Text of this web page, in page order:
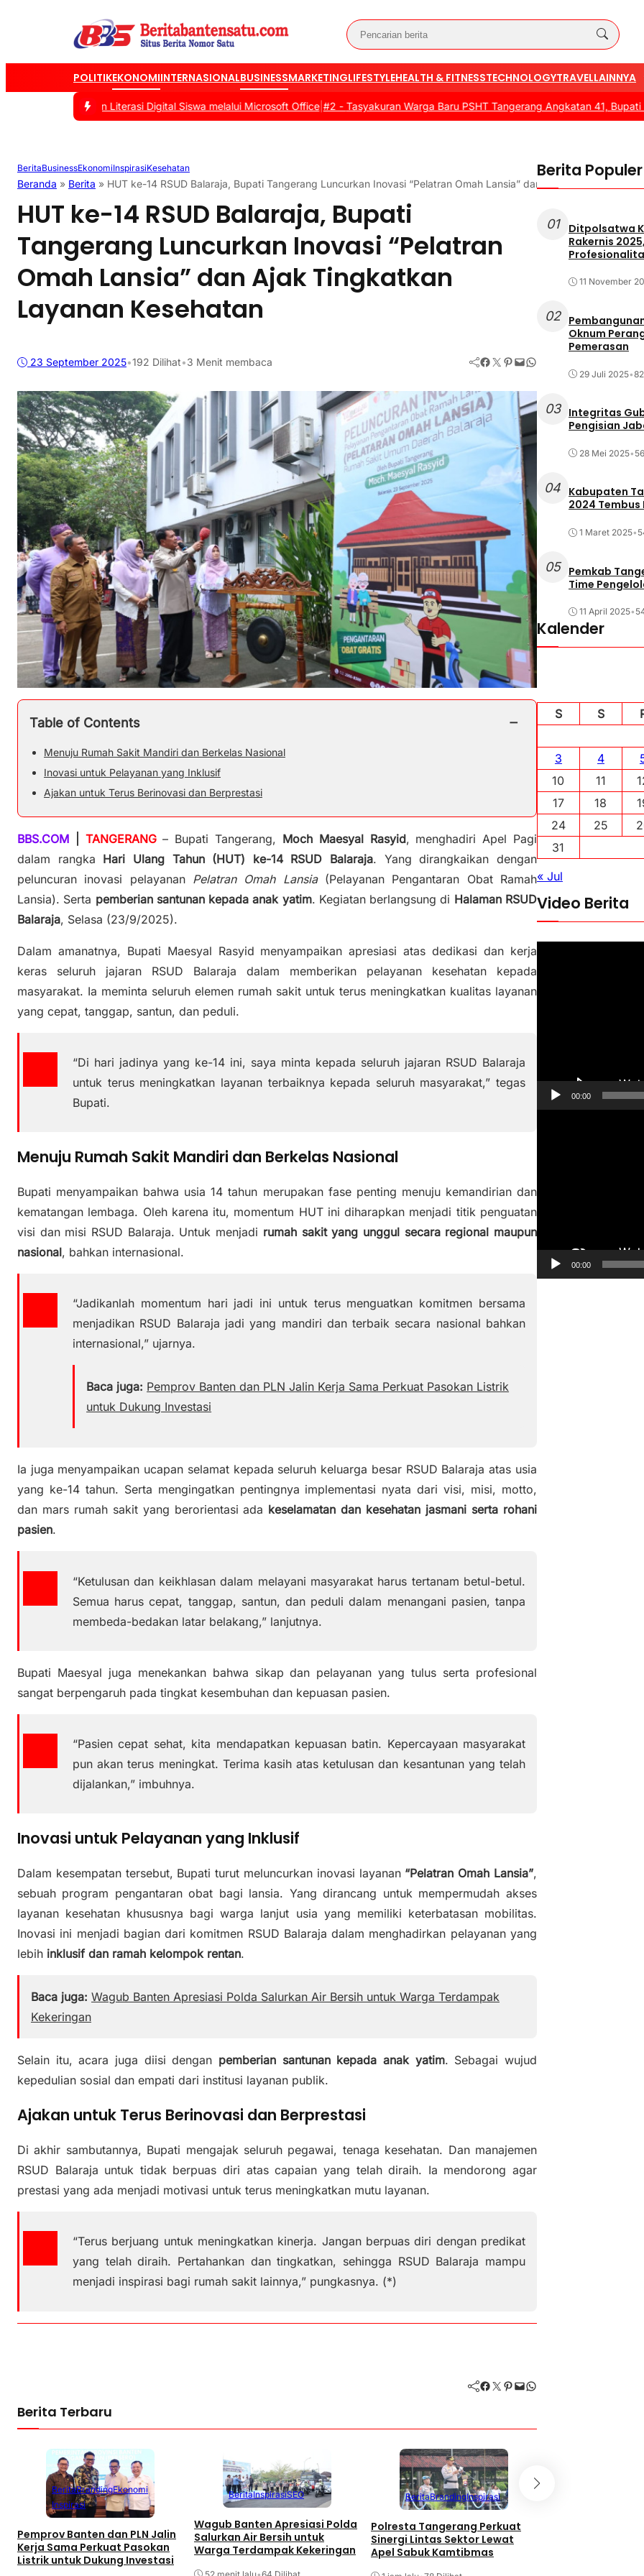
POLITIKEKONOMIINTERNASIONALBUSINESSMARKETINGLIFESTYLEHEALTH & FITNESSTECHNOLOGYTRAVELLAINNYA
Tingkatkan Literasi Digital Siswa melalui Microsoft Office|#2 -Tasyakuran Warga Baru PSHT Tangerang Angkatan 41, Bupati
BeritaBusinessEkonomiInspirasiKesehatan
Beranda » Berita » HUT ke-14 RSUD Balaraja, Bupati Tangerang Luncurkan Inovasi “Pelatran Omah Lansia” dan Ajak Tingkatkan
HUT ke-14 RSUD Balaraja, Bupati
Tangerang Luncurkan Inovasi “Pelatran
Omah Lansia” dan Ajak Tingkatkan
Layanan Kesehatan
23 September 2025•192 Dilihat•3 Menit membaca Facebook Twitter Pinterest Mail WhatsApp
Table of Contents −
Menuju Rumah Sakit Mandiri dan Berkelas Nasional
Inovasi untuk Pelayanan yang Inklusif
Ajakan untuk Terus Berinovasi dan Berprestasi
BBS.COM TANGERANG– Bupati Tangerang, Moch Maesyal Rasyid, menghadiri Apel Pagi
dalam rangka Hari Ulang Tahun (HUT) ke-14 RSUD Balaraja. Yang dirangkaikan dengan
peluncuran inovasi pelayanan Pelatran Omah Lansia(Pelayanan Pengantaran Obat Ramah
Lansia). Serta pemberian santunan kepada anak yatim. Kegiatan berlangsung di Halaman RSUD
Balaraja, Selasa (23/9/2025).
Dalam amanatnya, Bupati Maesyal Rasyid menyampaikan apresiasi atas dedikasi dan kerja
keras seluruh jajaran RSUD Balaraja dalam memberikan pelayanan kesehatan kepada
masyarakat. Ia meminta seluruh elemen rumah sakit untuk terus meningkatkan kualitas layanan
yang cepat, tanggap, santun, dan peduli.
“Di hari jadinya yang ke-14 ini, saya minta kepada seluruh jajaran RSUD Balaraja
untuk terus meningkatkan layanan terbaiknya kepada seluruh masyarakat,” tegas
Bupati.
Menuju Rumah Sakit Mandiri dan Berkelas Nasional
Bupati menyampaikan bahwa usia 14 tahun merupakan fase penting menuju kemandirian dan
kematangan lembaga. Oleh karena itu, momentum HUT ini diharapkan menjadi titik penguatan
visi dan misi RSUD Balaraja. Untuk menjadi rumah sakit yang unggul secara regional maupun
nasional, bahkan internasional.
“Jadikanlah momentum hari jadi ini untuk terus menguatkan komitmen bersama
menjadikan RSUD Balaraja jadi yang mandiri dan terbaik secara nasional bahkan
internasional,” ujarnya.
Baca juga: Pemprov Banten dan PLN Jalin Kerja Sama Perkuat Pasokan Listrik
untuk Dukung Investasi
Ia juga menyampaikan ucapan selamat kepada seluruh keluarga besar RSUD Balaraja atas usia
yang ke-14 tahun. Serta mengingatkan pentingnya implementasi nyata dari visi, misi, motto,
dan mars rumah sakit yang berorientasi ada keselamatan dan kesehatan jasmani serta rohani
pasien.
“Ketulusan dan keikhlasan dalam melayani masyarakat harus tertanam betul-betul.
Semua harus cepat, tanggap, santun, dan peduli dalam menangani pasien, tanpa
membeda-bedakan latar belakang,” lanjutnya.
Bupati Maesyal juga menekankan bahwa sikap dan pelayanan yang tulus serta profesional
sangat berpengaruh pada tingkat kesembuhan dan kepuasan pasien.
“Pasien cepat sehat, kita mendapatkan kepuasan batin. Kepercayaan masyarakat
pun akan terus meningkat. Terima kasih atas ketulusan dan kesantunan yang telah
dijalankan,” imbuhnya.
Inovasi untuk Pelayanan yang Inklusif
Dalam kesempatan tersebut, Bupati turut meluncurkan inovasi layanan “Pelatran Omah Lansia”,
sebuah program pengantaran obat bagi lansia. Yang dirancang untuk mempermudah akses
layanan kesehatan khususnya bagi warga lanjut usia yang memiliki keterbatasan mobilitas.
Inovasi ini menjadi bagian dari komitmen RSUD Balaraja dalam menghadirkan pelayanan yang
lebih inklusif dan ramah kelompok rentan.
Baca juga: Wagub Banten Apresiasi Polda Salurkan Air Bersih untuk Warga Terdampak
Kekeringan
Selain itu, acara juga diisi dengan pemberian santunan kepada anak yatim. Sebagai wujud
kepedulian sosial dan empati dari institusi layanan publik.
Ajakan untuk Terus Berinovasi dan Berprestasi
Di akhir sambutannya, Bupati mengajak seluruh pegawai, tenaga kesehatan. Dan manajemen
RSUD Balaraja untuk tidak berpuas diri atas capaian yang telah diraih. Ia mendorong agar
prestasi yang ada menjadi motivasi untuk terus meningkatkan mutu layanan.
“Terus berjuang untuk meningkatkan kinerja. Jangan berpuas diri dengan predikat
yang telah diraih. Pertahankan dan tingkatkan, sehingga RSUD Balaraja mampu
menjadi inspirasi bagi rumah sakit lainnya,” pungkasnya. (*)
Facebook Twitter Pinterest Mail WhatsApp
Berita Terbaru
BeritaBrandingEkonomi
Inspirasi
Pemprov Banten dan PLN Jalin
Kerja Sama Perkuat Pasokan
Listrik untuk Dukung Investasi
BeritaInspirasiSEO
Wagub Banten Apresiasi Polda
Salurkan Air Bersih untuk
Warga Terdampak Kekeringan
BeritaBrandingInspirasi
Polresta Tangerang Perkuat
Sinergi Lintas Sektor Lewat
Apel Sabuk Kamtibmas
Berita Populer
01
Ditpolsatwa
Rakernis
11 November
02
Oknum
Pemerasan
29 Juli 2025•
03
Integritas
Pengisian
28 Mei 2025•
04 Kabupaten
2024 Tembus
1 Maret 2025•
05
Pemkab
Time
11 April 2025•
Kalender
S
S
3
4
10
11
17
18
24
25
31
« Jul
Video Berita
P
e
m
i
00:00
t
a
r
i
00:00